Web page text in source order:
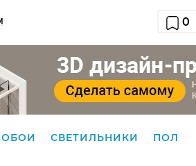
0
ОБОИ СВЕТИЛЬНИКИ ПОЛ